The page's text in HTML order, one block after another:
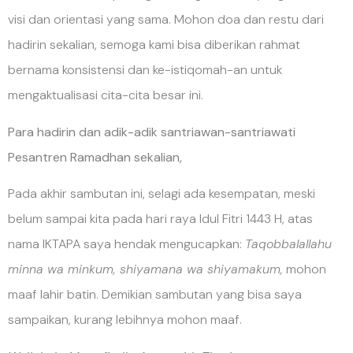
visi dan orientasi yang sama. Mohon doa dan restu dari
hadirin sekalian, semoga kami bisa diberikan rahmat
bernama konsistensi dan ke-istiqomah-an untuk
mengaktualisasi cita-cita besar ini.
Para hadirin dan adik-adik santriawan-santriawati
Pesantren Ramadhan sekalian,
Pada akhir sambutan ini, selagi ada kesempatan, meski
belum sampai kita pada hari raya Idul Fitri 1443 H, atas
nama IKTAPA saya hendak mengucapkan: Taqobbalallahu
minna wa minkum, shiyamana wa shiyamakum, mohon
maaf lahir batin. Demikian sambutan yang bisa saya
sampaikan, kurang lebihnya mohon maaf.